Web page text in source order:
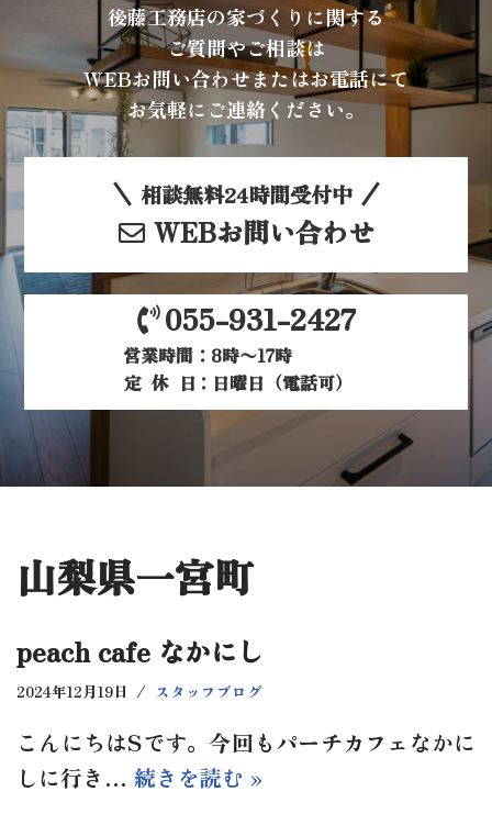
後藤工務店の家づくりに関する
ご質問やご相談は
WEBお問い合わせまたはお電話にて
お気軽にご連絡ください。
相談無料24時間受付中
WEBお問い合わせ
055-931-2427
営業時間：8時〜17時
定休日：日曜日（電話可）
山梨県一宮町
peach cafe なかにし
2024年12月19日 スタッフブログ
こんにちはSです。今回もパーチカフェなかに
しに行き… 続きを読む »